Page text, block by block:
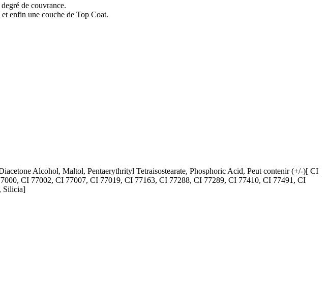
de couvrance.
enfin une couche de Top Coat.
Alcohol, Maltol, Pentaerythrityl Tetraisostearate, Phosphoric Acid, Peut contenir (+/-)[ CI
CI 77002, CI 77007, CI 77019, CI 77163, CI 77288, CI 77289, CI 77410, CI 77491, CI
Silicia]